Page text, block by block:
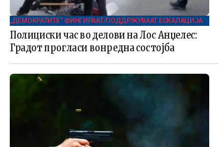
„ДЕМОКРАТИТЕ“ ФИНГИРААТ/ПОДДРЖУВААТ ЕСКАЛАЦИЈА
Полициски час во делови на Лос Анџелес:
Градот прогласи вонредна состојба